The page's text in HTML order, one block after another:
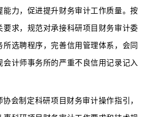
能力，促进提升财务审计工作质量。按
要求，规范对承接科研项目财务审计委
所选聘程序，完善信用管理体系，会同
会计师事务所的严重不良信用记录记入
会制定科研项目财务审计操作指引，